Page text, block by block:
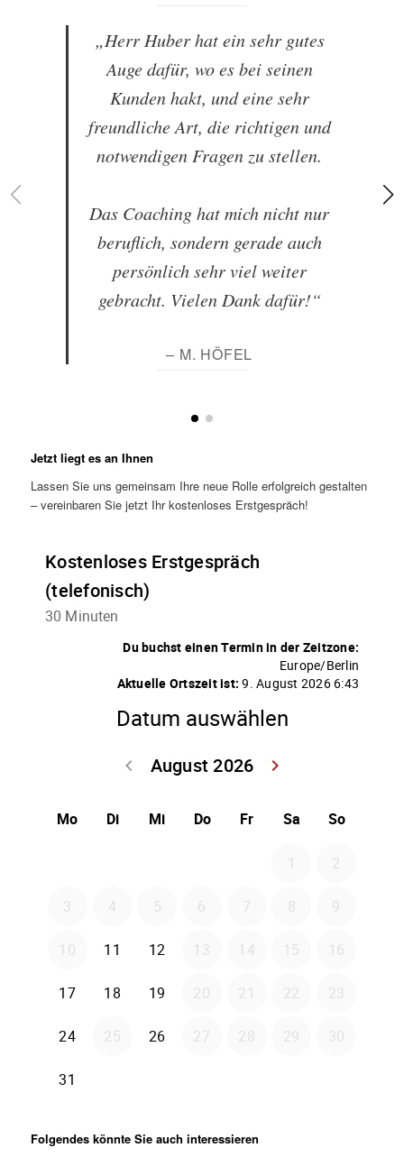
„Herr Huber hat ein sehr gutes
Auge dafür, wo es bei seinen
Kunden hakt, und eine sehr
freundliche Art, die richtigen und
notwendigen Fragen zu stellen.
Das Coaching hat mich nicht nur
beruflich, sondern gerade auch
persönlich sehr viel weiter
gebracht. Vielen Dank dafür!“
– M. HÖFEL
Jetzt liegt es an Ihnen
Lassen Sie uns gemeinsam Ihre neue Rolle erfolgreich gestalten
– vereinbaren Sie jetzt Ihr kostenloses Erstgespräch!
Folgendes könnte Sie auch interessieren